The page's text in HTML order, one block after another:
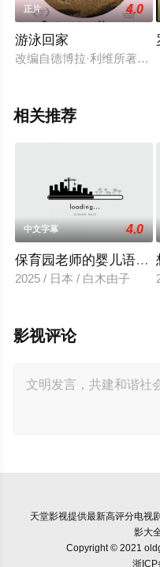
正片 4.0
游泳回家
改编自德博拉·利维所著布
相关推荐
中文字幕 4.0
保育园老师的婴儿语让
2025 / 日本 / 白木由子
影视评论
天堂影视提供最新高评分电视
影大
Copyright © 2021
浙